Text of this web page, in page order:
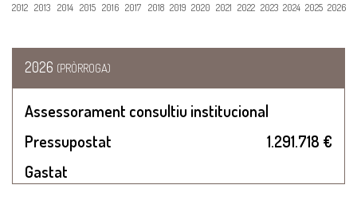
2012 2013 2014 2015 2016 2017 2018 2019 2020 2021 2022 2023 2024 2025 2026
2026 (PRÒRROGA)
Assessorament consultiu institucional
Pressupostat
1.291.718 €
Gastat